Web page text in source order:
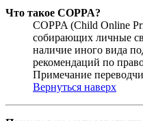
Что такое COPPA?
COPPA (Child Online
собирающих личные
наличие иного вида
рекомендаций по
Примечание
Вернуться наверх